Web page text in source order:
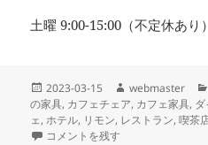
土曜 9:00-15:00（不定休あり）
投
稿
日:
2023-03-15
作
成
者
webmaster
の家具, カフェチェア, カフェ家具,
ェ,ホテル, リモン, レストラン,喫茶
本日納品の店舗家具 快適な掛
コメントを残す